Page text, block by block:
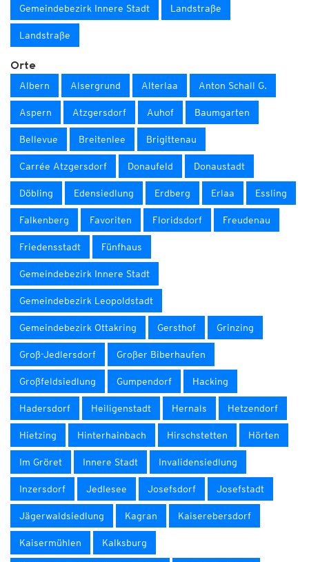
Gemeindebezirk Innere Stadt Landstraße
Landstraße
Orte
Albern Alsergrund Alterlaa Anton Schall G.
Aspern Atzgersdorf Auhof Baumgarten
Bellevue Breitenlee Brigittenau
Carrée Atzgersdorf Donaufeld Donaustadt
Döbling Edensiedlung Erdberg Erlaa Essling
Falkenberg Favoriten Floridsdorf Freudenau
Friedensstadt Fünfhaus
Gemeindebezirk Innere Stadt
Gemeindebezirk Leopoldstadt
Gemeindebezirk Ottakring Gersthof Grinzing
Groß-Jedlersdorf Großer Biberhaufen
Großfeldsiedlung Gumpendorf Hacking
Hadersdorf Heiligenstadt Hernals Hetzendorf
Hietzing Hinterhainbach Hirschstetten Hörten
Im Gröret Innere Stadt Invalidensiedlung
Inzersdorf Jedlesee Josefsdorf Josefstadt
Jägerwaldsiedlung Kagran Kaiserebersdorf
Kaisermühlen Kalksburg